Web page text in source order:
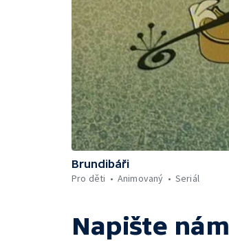
Brundibáři
Pro děti
Animovaný Seriál
Napište nám